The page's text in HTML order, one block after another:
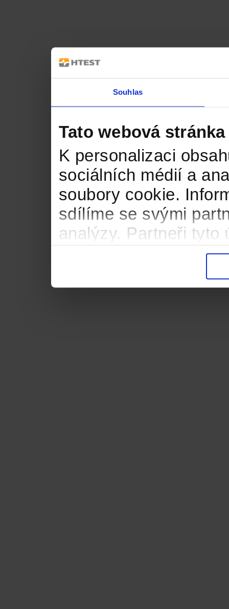
Souhlas
Tato webová
K personalizaci
sociálních médií a
soubory cookie.
sdílíme se svými
analýzy. Partneři tyto
informacemi, které